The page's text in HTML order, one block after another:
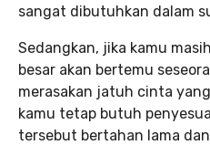
sangat dibutuhkan dalam
Sedangkan, jika kamu
besar akan bertemu
merasakan jatuh cinta
kamu tetap butuh
tersebut bertahan lama